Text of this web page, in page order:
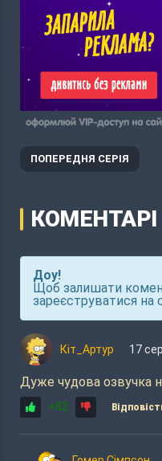
ПОПЕРЕДНЯ СЕРІЯ
КОМЕНТАРІ
Доу!
Щоб залишати
зареєструватися на
Кіт_Артур 17
Дуже чудова озвучка
+82